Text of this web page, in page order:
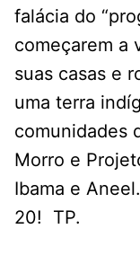
falácia do
começarem a
suas casas e
uma terra
comunidades
Morro e
Ibama e
20! TP.